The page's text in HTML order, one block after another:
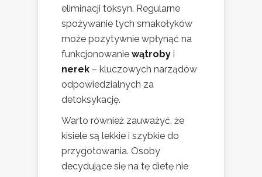
eliminacji toksyn. Regularne
spożywanie tych smakołyków
może pozytywnie wpłynąć na
funkcjonowanie wątroby i
nerek – kluczowych narządów
odpowiedzialnych za
detoksykację.
Warto również zauważyć, że
kisiele są lekkie i szybkie do
przygotowania. Osoby
decydujące się na tę dietę nie